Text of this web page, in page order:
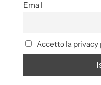
Email
Accetto la privacy